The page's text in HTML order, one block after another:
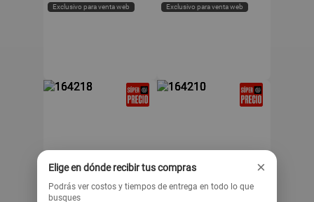
Exclusivo para venta web Exclusivo para venta web
Elige en dónde recibir tus compras ×
Podrás ver costos y tiempos de entrega en todo lo que
busques